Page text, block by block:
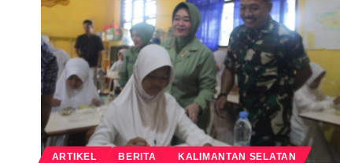
ARTIKEL BERITA KALIMANTAN SELATAN